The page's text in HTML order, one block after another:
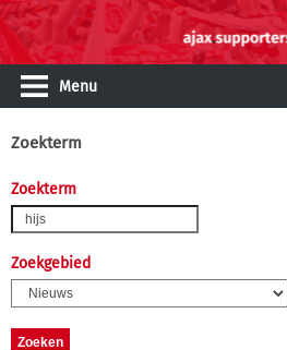
Menu
Zoekterm
Zoekterm
Zoekgebied